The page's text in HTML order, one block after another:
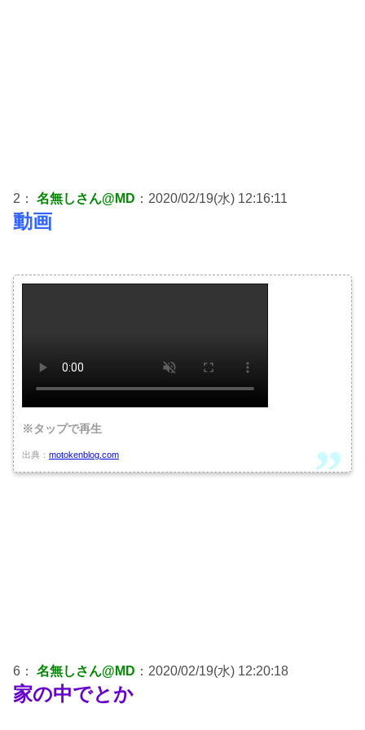
2： 名無しさん@MD ：2020/02/19(水) 12:16:11
動画
※タップで再生
出典： motokenblog.com
6： 名無しさん@MD ：2020/02/19(水) 12:20:18
家の中でとか